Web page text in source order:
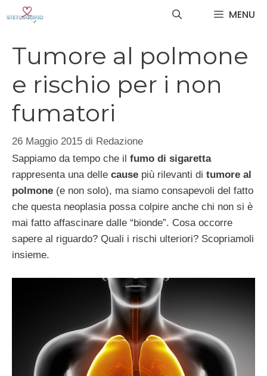
MENU
Tumore al polmone
e rischio per i non
fumatori
26 Maggio 2015 di Redazione
Sappiamo da tempo che il fumo di sigaretta
rappresenta una delle cause più rilevanti di tumore al
polmone (e non solo), ma siamo consapevoli del fatto
che questa neoplasia possa colpire anche chi non si è
mai fatto affascinare dalle “bionde”. Cosa occorre
sapere al riguardo? Quali i rischi ulteriori? Scopriamoli
insieme.